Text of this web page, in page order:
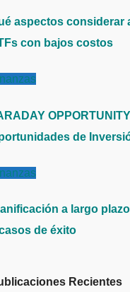
aspectos considerar
con bajos costos
de
a largo
de éxito
Recientes